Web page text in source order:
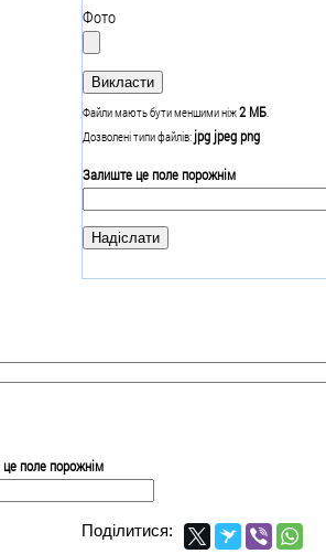
Фото
Файли мають бути меншими ніж2 МБ.
Дозволені типи файлів: jpg jpeg png
Залиште це поле порожнім
поле порожнім
Поділитися: